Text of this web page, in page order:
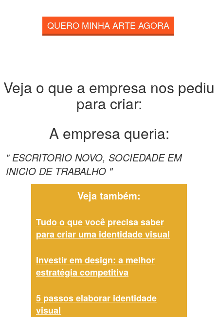
QUERO MINHA ARTE AGORA
Veja o que a empresa nos pediu
para criar:
A empresa queria:
" ESCRITORIO NOVO, SOCIEDADE EM
INICIO DE TRABALHO "
Veja também:
Tudo o que você precisa saber
para criar uma identidade visual
Investir em design: a melhor
estratégia competitiva
5 passos elaborar identidade
visual